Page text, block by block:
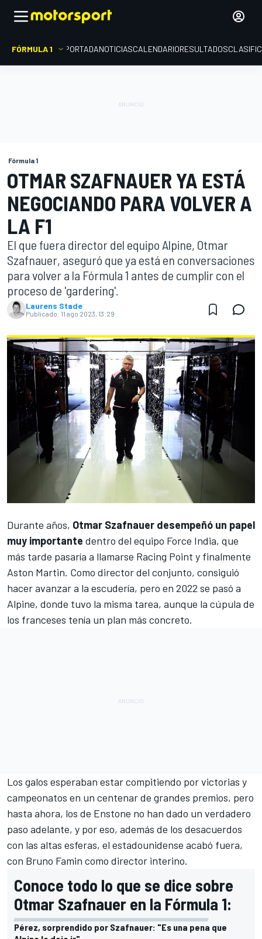
FÓRMULA 1 PORTADANOTICIASCALENDARIORESULTADOS
Fórmula 1
OTMAR SZAFNAUER YA ESTÁ
NEGOCIANDO PARA VOLVER A
LA F1
El que fuera director del equipo Alpine, Otmar
Szafnauer, aseguró que ya está en conversaciones
para volver a la Fórmula 1 antes de cumplir con el
proceso de 'gardering'.
Laurens Stade
Publicado: 11 ago 2023, 13:29
Durante años, Otmar Szafnauer desempeñó un papel
muy importante dentro del equipo Force India, que
más tarde pasaría a llamarse Racing Point y finalmente
Aston Martin. Como director del conjunto, consiguió
hacer avanzar a la escudería, pero en 2022 se pasó a
Alpine, donde tuvo la misma tarea, aunque la cúpula de
los franceses tenía un plan más concreto.
Los galos esperaban estarcompitiendo por victorias y
campeonatos en un centenar de grandes premios, pero
hasta ahora, los de Enstone no han dado un verdadero
paso adelante, y por eso, además de los desacuerdos
con las altas esferas, el estadounidense acabó fuera,
con Bruno Famin como director interino.
Conoce todo lo que se dice sobre
Otmar Szafnauer en la Fórmula 1:
Pérez, sorprendido por Szafnauer: "Es una pena que